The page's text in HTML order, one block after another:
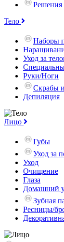
Решения
Тело
Наборы
Уход за
Руки/Ноги
Скрабы
Депиляция
Лицо
Губы
Уход за
Уход
Очищение
Глаза
Домашний
Зубная
Ресницы/